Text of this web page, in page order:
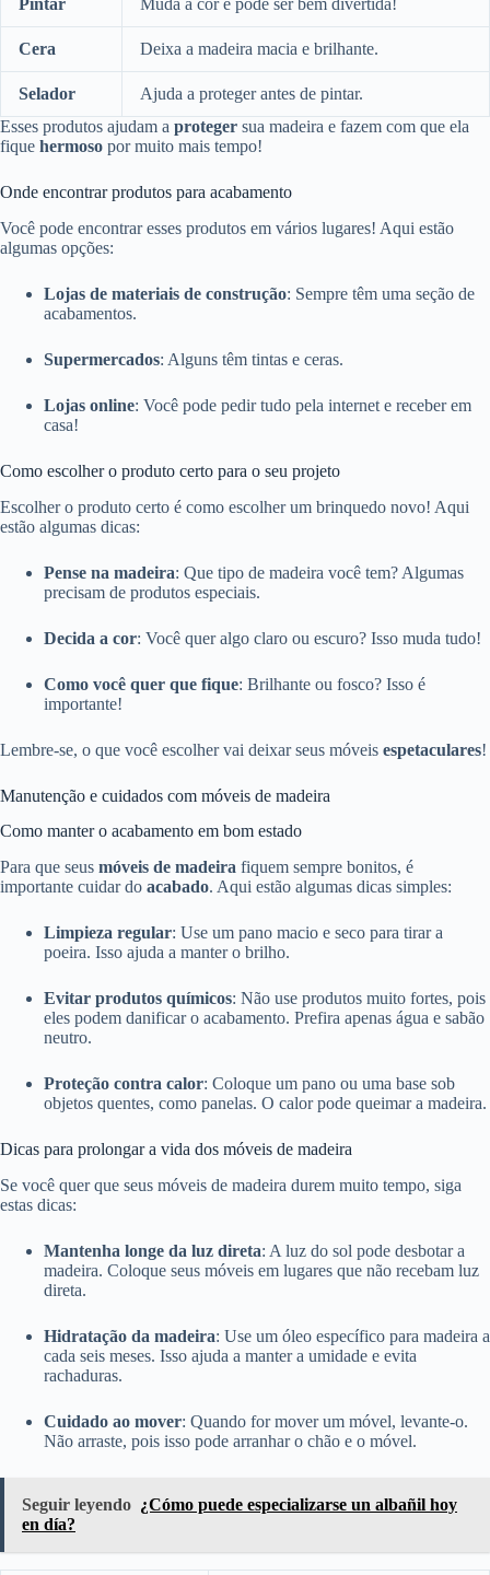
Pintar Muda a cor e pode ser bem divertida!
Cera Deixa a madeira macia e brilhante.
Selador
Ajuda a proteger antes de pintar.
Esses produtos ajudam a proteger sua madeira e fazem com que ela
fique hermoso por muito mais tempo!
Onde encontrar produtos para acabamento
Você pode encontrar esses produtos em vários lugares! Aqui estão
algumas opções:
Lojas de materiais de construção: Sempre têm uma seção de
acabamentos.
Supermercados: Alguns têm tintas e ceras.
Lojas online: Você pode pedir tudo pela internet e receber em
casa!
Como escolher o produto certo para o seu projeto
Escolher o produto certo é como escolher um brinquedo novo! Aqui
estão algumas dicas:
Pense na madeira: Que tipo de madeira você tem? Algumas
precisam de produtos especiais.
Decida a cor: Você quer algo claro ou escuro? Isso muda tudo!
Como você quer que fique: Brilhante ou fosco? Isso é
importante!
Lembre-se, o que você escolher vai deixar seus móveis espetaculares!
Manutenção e cuidados com móveis de madeira
Como manter o acabamento em bom estado
Para que seus móveis de madeira fiquem sempre bonitos, é
importante cuidar do acabado. Aqui estão algumas dicas simples:
Limpieza regular: Use um pano macio e seco para tirar a
poeira. Isso ajuda a manter o brilho.
Evitar produtos químicos: Não use produtos muito fortes, pois
eles podem danificar o acabamento. Prefira apenas água e sabão
neutro.
Proteção contra calor: Coloque um pano ou uma base sob
objetos quentes, como panelas. O calor pode queimar a madeira.
Dicas para prolongar a vida dos móveis de madeira
Se você quer que seus móveis de madeira durem muito tempo, siga
estas dicas:
Mantenha longe da luz direta: A luz do sol pode desbotar a
madeira. Coloque seus móveis em lugares que não recebam luz
direta.
Hidratação da madeira: Use um óleo específico para madeira a
cada seis meses. Isso ajuda a manter a umidade e evita
rachaduras.
Cuidado ao mover: Quando for mover um móvel, levante-o.
Não arraste, pois isso pode arranhar o chão e o móvel.
Seguir leyendo ¿Cómo puede especializarse un albañil hoy
en día?